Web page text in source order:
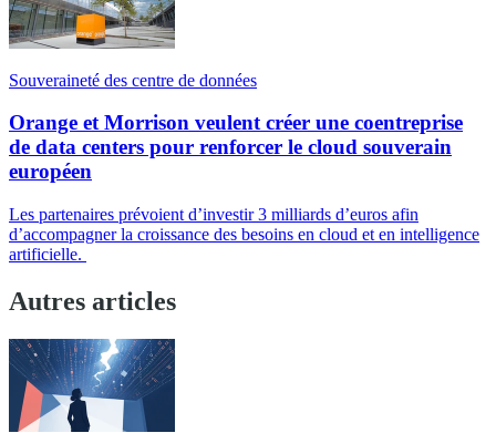
Souveraineté des centre de données
Orange et Morrison veulent créer une coentreprise
de data centers pour renforcer le cloud souverain
européen
Les partenaires prévoient d’investir 3 milliards d’euros afin
d’accompagner la croissance des besoins en cloud et en intelligence
artificielle.
Autres articles